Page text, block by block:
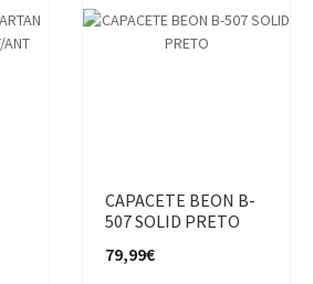
CAPACETE BEON B-
507 SOLID PRETO
79,99€